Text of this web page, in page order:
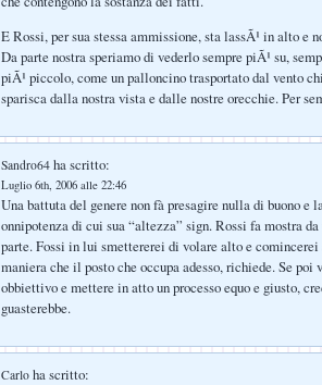
E Rossi, per sua stessa ammissione, sta lassÃ¹ in alto e
Da parte nostra speriamo di vederlo sempre piÃ¹ su,
piÃ¹ piccolo, come un palloncino trasportato dal vento
sparisca dalla nostra vista e dalle nostre orecchie. Per
Sandro64 ha scritto:
Luglio 6th, 2006 alle 22:46
Una battuta del genere non fà presagire nulla di buono e
onnipotenza di cui sua “altezza” sign. Rossi fa mostra
parte. Fossi in lui smettererei di volare alto e
maniera che il posto che occupa adesso, richiede. Se poi
obbiettivo e mettere in atto un processo equo e giusto,
guasterebbe.
Carlo ha scritto: